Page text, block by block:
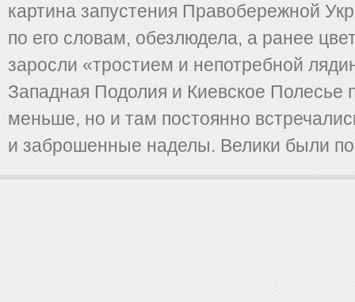
картина запустения Правобережной
по его словам, обезлюдела, а ранее
заросли «тростием и непотребной
Западная Подолия и Киевское Полесье
меньше, но и там постоянно
и заброшенные наделы. Велики были